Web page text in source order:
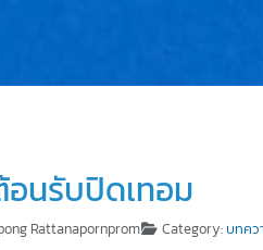
อนรับปิดเทอม
Rattanapornprom Category:บทคว